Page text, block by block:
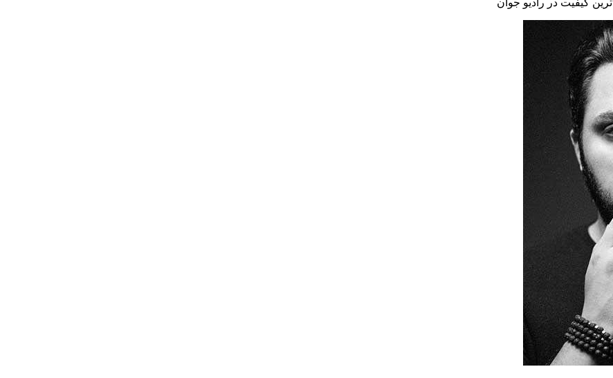
کیفیت در رادیو جوان